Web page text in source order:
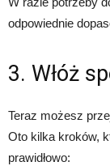
odpowiednie
3. Włóż
Teraz możesz
Oto kilka kroków,
prawidłowo: